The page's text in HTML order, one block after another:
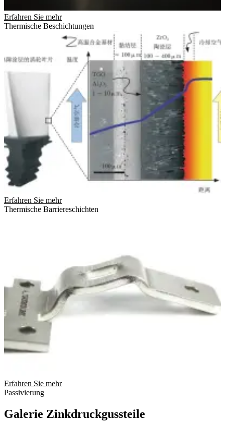
Erfahren Sie mehr
Thermische Beschichtungen
Erfahren Sie mehr
Thermische Barriereschichten
Erfahren Sie mehr
Passivierung
Galerie Zinkdruckgussteile